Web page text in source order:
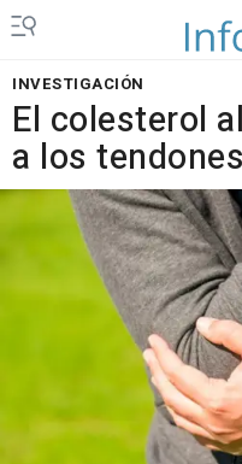
INVESTIGACIÓN
El colesterol
a los tendones